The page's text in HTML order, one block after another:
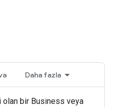
Daha fazla
olan bir Business veya